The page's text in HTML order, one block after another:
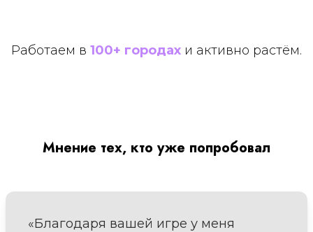
Работаем в 100+ городах и активно растём.
Мнение тех, кто уже попробовал
«Благодаря вашей игре у меня